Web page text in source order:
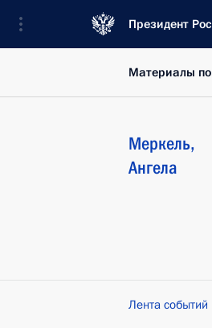
Президент
Материалы
Меркель,
Ангела
Лента событий